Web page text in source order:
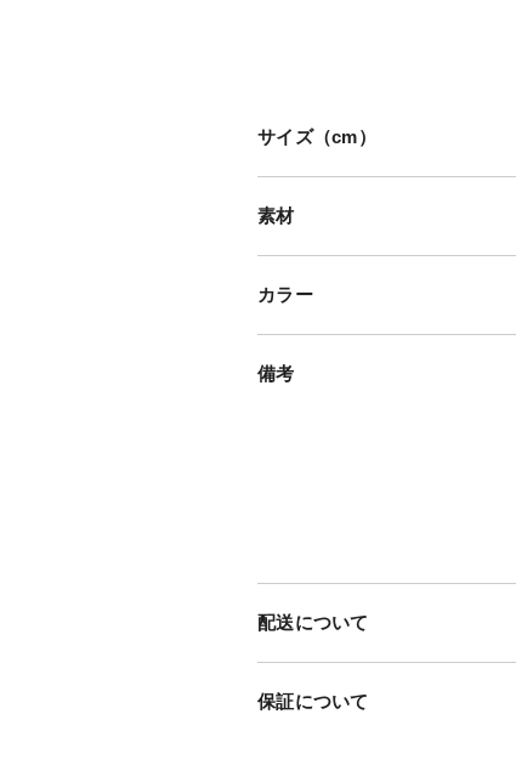
サイズ（cm）
素材
カラー
備考
配送について
保証について